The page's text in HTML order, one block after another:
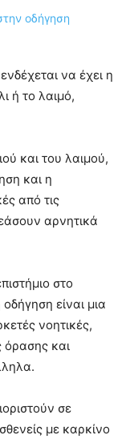
να έχει η
ή το λαιμό,
και του λαιμού,
και η
από τις
αρνητικά
στο
είναι μια
νοητικές,
όρασης και
σε
με καρκίνο